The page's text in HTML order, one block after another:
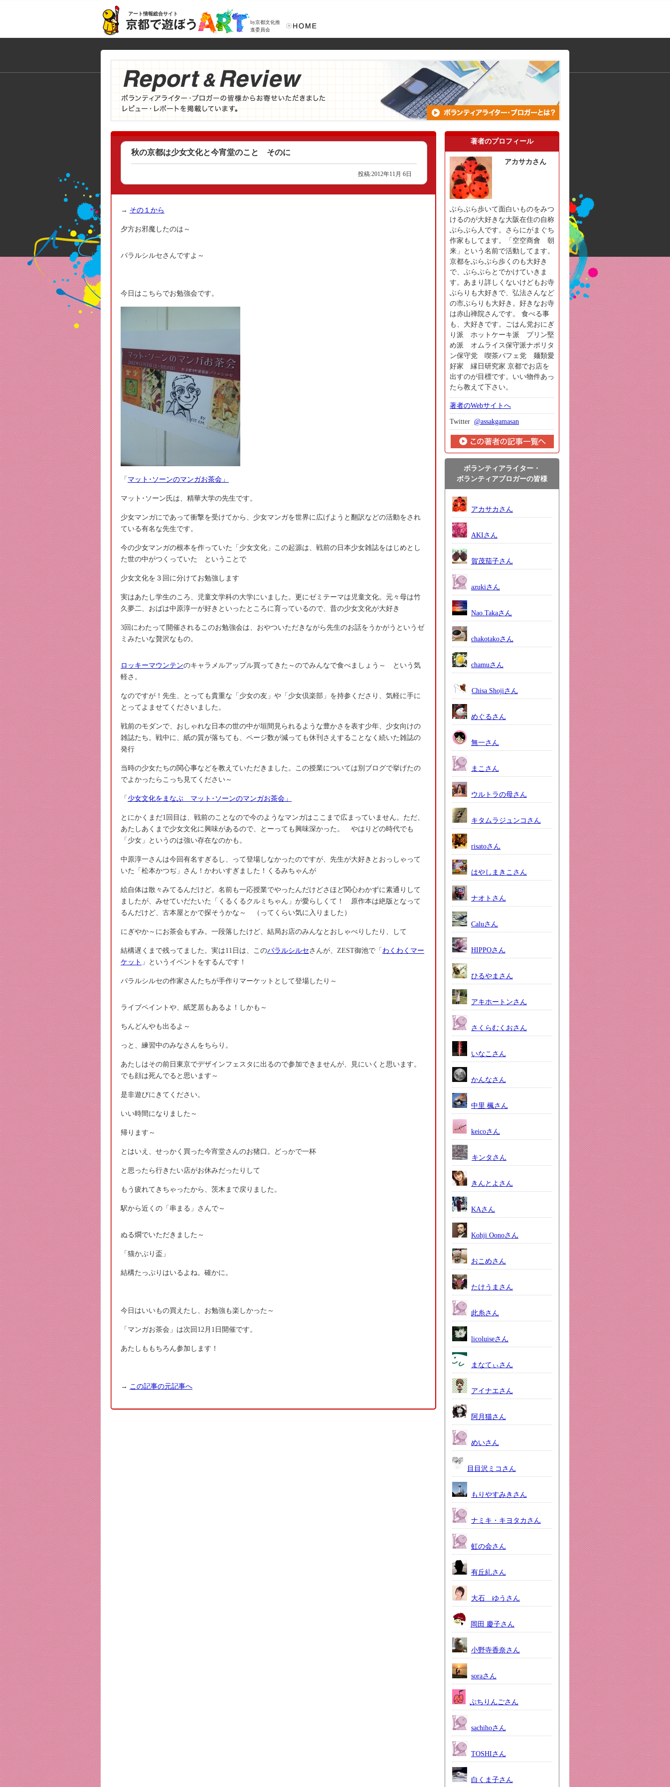
アート情報総合サイト
by京都文化推
進委員会
秋の京都は少女文化と今宵堂のこと そのに
投稿:2012年11月 6日
→ その１から
夕方お邪魔したのは～
パラルシルセさんですよ～
今日はこちらでお勉強会です。
「 マット･ソーンのマンガお茶会」
マット･ソーン氏は、精華大学の先生です。
少女マンガにであって衝撃を受けてから、少女マンガを世界に広げようと翻訳などの活動をされ
ている有名な先生です。
今の少女マンガの根本を作っていた「少女文化」この起源は、戦前の日本少女雑誌をはじめとし
た世の中がつくっていた ということで
少女文化を３回に分けてお勉強します
実はあたし学生のころ、児童文学科の大学にいました。更にゼミテーマは児童文化。元々母は竹
久夢二、おばは中原淳一が好きといったところに育っているので、昔の少女文化が大好き
3回にわたって開催されるこのお勉強会は、おやついただきながら先生のお話をうかがうというゼ
ミみたいな贅沢なもの。
ロッキーマウンテンのキャラメルアップル買ってきた～のでみんなで食べましょう～ という気
軽さ。
なのですが！先生、とっても貴重な「少女の友」や「少女倶楽部」を持参くださり、気軽に手に
とってよませてくださいました。
戦前のモダンで、おしゃれな日本の世の中が垣間見られるような豊かさを表す少年、少女向けの
雑誌たち。戦中に、紙の質が落ちても、ページ数が減っても休刊さえすることなく続いた雑誌の
発行
当時の少女たちの関心事などを教えていただきました。この授業については別ブログで挙げたの
でよかったらこっち見てください～
「 少女文化をまなぶ マット･ソーンのマンガお茶会」
とにかくまだ1回目は、戦前のことなので今のようなマンガはここまで広まっていません。ただ、
あたしあくまで少女文化に興味があるので、とーっても興味深かった。 やはりどの時代でも
「少女」というのは強い存在なのかも。
中原淳一さんは今回有名すぎるし、って登場しなかったのですが、先生が大好きとおっしゃって
いた「松本かつぢ」さん！かわいすぎました！くるみちゃんが
絵自体は散々みてるんだけど。名前も一応授業でやったんだけどさほど関心わかずに素通りして
ましたが、みせていだたいた「くるくるクルミちゃん」が愛らしくて！ 原作本は絶版となって
るんだけど、古本屋とかで探そうかな～ （ってくらい気に入りました）
にぎやか～にお茶会もすみ。一段落したけど、結局お店のみんなとおしゃべりしたり、して
結構遅くまで残ってました。実は11日は、このパラルシルセさんが、ZEST御池で「 わくわくマー
ケット 」というイベントをするんです！
パラルシルセの作家さんたちが手作りマーケットとして登場したり～
ライブペイントや、紙芝居もあるよ！しかも～
ちんどんやも出るよ～
っと、練習中のみなさんをちらり。
あたしはその前日東京でデザインフェスタに出るので参加できませんが、見にいくと思います。
でも顔は死んでると思います～
是非遊びにきてください。
いい時間になりました～
帰ります～
とはいえ、せっかく買った今宵堂さんのお猪口。どっかで一杯
と思ったら行きたい店がお休みだったりして
もう疲れてきちゃったから、茨木まで戻りました。
駅から近くの「串まる」さんで～
ぬる燗でいただきました～
「猫かぶり盃」
結構たっぷりはいるよね。確かに。
今日はいいもの買えたし、お勉強も楽しかった～
「マンガお茶会」は次回12月1日開催です。
あたしももちろん参加します！
→ この記事の元記事へ
著者のプロフィール
アカサカさん
ぶらぶら歩いて面白いものをみつ
けるのが大好きな大阪在住の自称
ぶらぶら人です。さらにがまぐち
作家もしてます。「空空商會 朝
来」という名前で活動してます。
京都をぶらぶら歩くのも大好き
で、ぶらぶらとでかけていきま
す。あまり詳しくないけどもお寺
ぶらりも大好きで、弘法さんなど
の市ぶらりも大好き。好きなお寺
は赤山禅院さんです。 食べる事
も、大好きです。ごはん党おにぎ
り派 ホットケーキ派 プリン堅
め派 オムライス保守派ナポリタ
ン保守党 喫茶パフェ党 麺類愛
好家 縁日研究家 京都でお店を
出すのが目標です。いい物件あっ
たら教えて下さい。
著者のWebサイトへ
Twitter @assakgamasan
ボランティアライター・
ボランティアブロガーの皆様
アカサカさん
AKIさん
賀茂茄子さん
azukiさん
Nao.Takaさん
chakotakoさん
chamuさん
Chisa Shojiさん
めぐるさん
無一さん
まこさん
ウルトラの母さん
キタムラジュンコさん
risatoさん
はやしまきこさん
ナオトさん
Caluさん
HIPPOさん
ひるやまさん
アキホートンさん
さくらむくおさん
いなこさん
かんなさん
中里 楓さん
keicoさん
キンタさん
きんとよさん
KAさん
Kohji Oonoさん
おこめさん
たけうまさん
此糸さん
licoluiseさん
まなてぃさん
アイナエさん
阿月猫さん
めいさん
目目沢ミコさん
もりやすみきさん
ナミキ・キヨタカさん
虹の会さん
有丘糺さん
大石 ゆうさん
岡田 慶子さん
小野寺香奈さん
soraさん
ぷちりんごさん
sachihoさん
TOSHIさん
白くま子さん